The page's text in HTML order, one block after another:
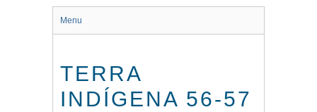
Menu
TERRA
INDÍGENA 56-57